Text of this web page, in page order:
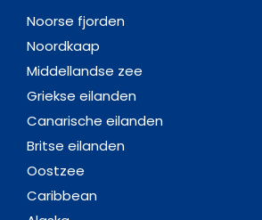
Noorse fjorden
Noordkaap
Middellandse zee
Griekse eilanden
Canarische eilanden
Britse eilanden
Oostzee
Caribbean